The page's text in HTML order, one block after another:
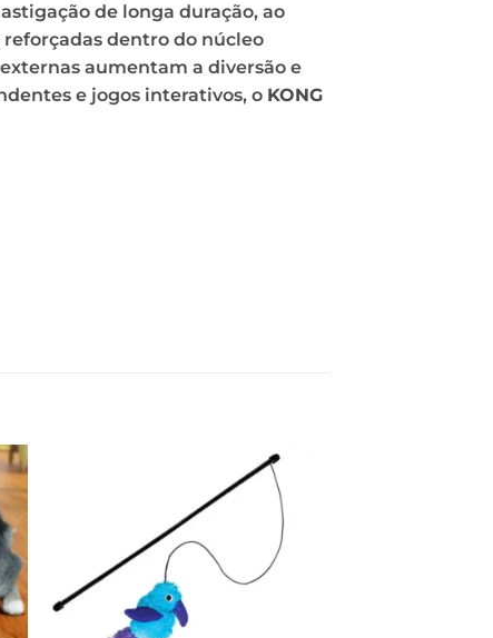
de longa duração, ao
dentro do núcleo
aumentam a diversão e
e jogos interativos, o KONG